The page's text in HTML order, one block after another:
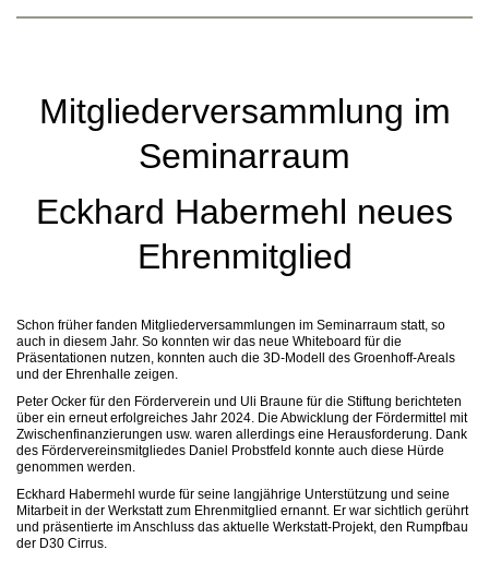
Mitgliederversammlung im
Seminarraum
Eckhard Habermehl neues
Ehrenmitglied
Schon früher fanden Mitgliederversammlungen im Seminarraum statt, so
auch in diesem Jahr. So konnten wir das neue Whiteboard für die
Präsentationen nutzen, konnten auch die 3D-Modell des Groenhoff-Areals
und der Ehrenhalle zeigen.
Peter Ocker für den Förderverein und Uli Braune für die Stiftung berichteten
über ein erneut erfolgreiches Jahr 2024. Die Abwicklung der Fördermittel mit
Zwischenfinanzierungen usw. waren allerdings eine Herausforderung. Dank
des Fördervereinsmitgliedes Daniel Probstfeld konnte auch diese Hürde
genommen werden.
Eckhard Habermehl wurde für seine langjährige Unterstützung und seine
Mitarbeit in der Werkstatt zum Ehrenmitglied ernannt. Er war sichtlich gerührt
und präsentierte im Anschluss das aktuelle Werkstatt-Projekt, den Rumpfbau
der D30 Cirrus.